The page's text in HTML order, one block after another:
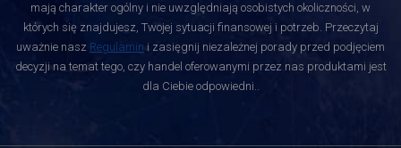
mają charakter ogólny i nie uwzględniają osobistych okoliczności, w
których się znajdujesz, Twojej sytuacji finansowej i potrzeb. Przeczytaj
uważnie nasz Regulamin i zasięgnij niezależnej porady przed podjęciem
decyzji na temat tego, czy handel oferowanymi przez nas produktami jest
dla Ciebie odpowiedni..